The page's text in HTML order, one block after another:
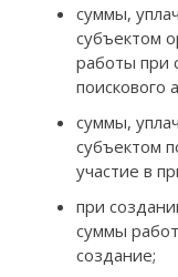
суммы,
субъектом
работы при
поискового
суммы,
субъектом
участие в
при
суммы
создание;